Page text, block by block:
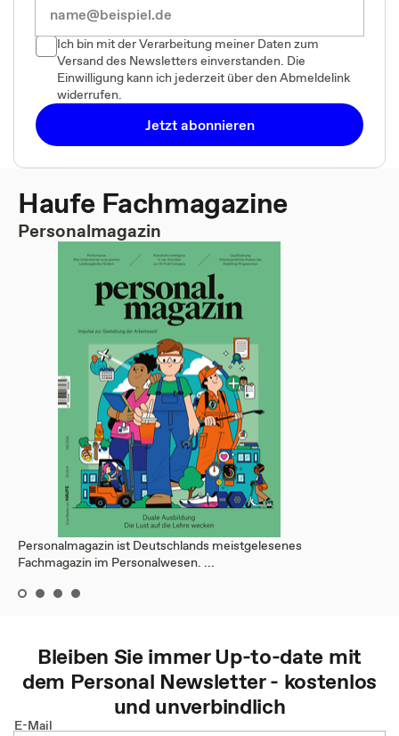
Ich bin mit der Verarbeitung meiner Daten zum
Versand des Newsletters einverstanden. Die
Einwilligung kann ich jederzeit über den Abmeldelink
widerrufen.
Jetzt abonnieren
Haufe Fachmagazine
Personalmagazin
Personalmagazin ist Deutschlands meistgelesenes
Fachmagazin im Personalwesen. ...
Bleiben Sie immer Up-to-date mit
dem Personal Newsletter - kostenlos
und unverbindlich
E-Mail